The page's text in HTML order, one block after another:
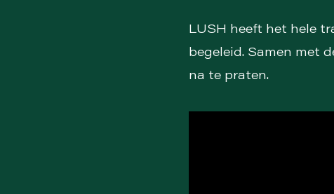
LUSH heeft het hele
begeleid. Samen met
na te praten.